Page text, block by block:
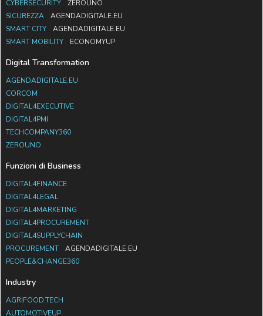
CYBERSECURITY
ZEROUNO
SICUREZZA
AGENDADIGITALE.EU
SMART CITY
AGENDADIGITALE.EU
SMART MOBILITY
ECONOMYUP
Digital Transformation
AGENDADIGITALE.EU
CORCOM
DIGITAL4EXECUTIVE
DIGITAL4PMI
TECHCOMPANY360
ZEROUNO
Funzioni di Business
DIGITAL4FINANCE
DIGITAL4LEGAL
DIGITAL4MARKETING
DIGITAL4PROCUREMENT
DIGITAL4SUPPLYCHAIN
PROCUREMENT
AGENDADIGITALE.EU
PEOPLE&CHANGE360
Industry
AGRIFOOD.TECH
AUTOMOTIVEUP